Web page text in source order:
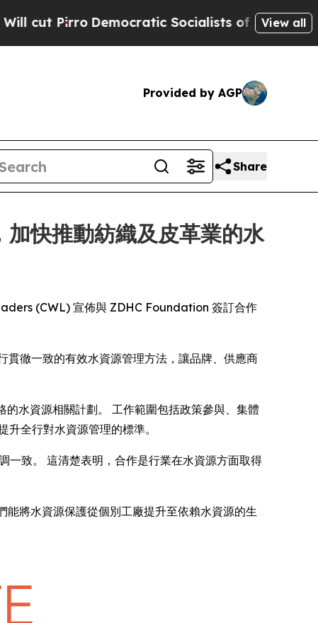
PirroDemocratic Socialists of America View all
Provided by AGP
Share
快推動紡織及皮革業的水
(CWL) 宣佈與 ZDHC Foundation 簽訂合作
徹一致的有效水資源管理方法，讓品牌、供應商
水資源相關計劃。 工作範圍包括政策參與、集體
全行對水資源管理的標準。
致。 這清楚表明，合作是行業在水資源方面取得
將水資源保護從個別工廠提升至依賴水資源的生